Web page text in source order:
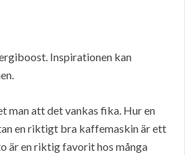
Inspirationen kan
man att det vankas fika. Hur en
en riktigt bra kaffemaskin är ett
är en riktig favorit hos många